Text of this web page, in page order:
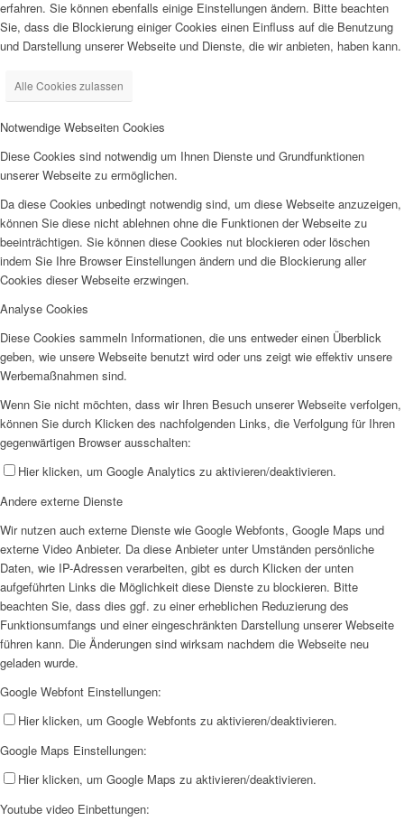
erfahren. Sie können ebenfalls einige Einstellungen ändern. Bitte beachten
Sie, dass die Blockierung einiger Cookies einen Einfluss auf die Benutzung
und Darstellung unserer Webseite und Dienste, die wir anbieten, haben kann.
Alle Cookies zulassen
Notwendige Webseiten Cookies
Diese Cookies sind notwendig um Ihnen Dienste und Grundfunktionen
unserer Webseite zu ermöglichen.
Da diese Cookies unbedingt notwendig sind, um diese Webseite anzuzeigen,
können Sie diese nicht ablehnen ohne die Funktionen der Webseite zu
beeinträchtigen. Sie können diese Cookies nut blockieren oder löschen
indem Sie Ihre Browser Einstellungen ändern und die Blockierung aller
Cookies dieser Webseite erzwingen.
Analyse Cookies
Diese Cookies sammeln Informationen, die uns entweder einen Überblick
geben, wie unsere Webseite benutzt wird oder uns zeigt wie effektiv unsere
Werbemaßnahmen sind.
Wenn Sie nicht möchten, dass wir Ihren Besuch unserer Webseite verfolgen,
können Sie durch Klicken des nachfolgenden Links, die Verfolgung für Ihren
gegenwärtigen Browser ausschalten:
Hier klicken, um Google Analytics zu aktivieren/deaktivieren.
Andere externe Dienste
Wir nutzen auch externe Dienste wie Google Webfonts, Google Maps und
externe Video Anbieter. Da diese Anbieter unter Umständen persönliche
Daten, wie IP-Adressen verarbeiten, gibt es durch Klicken der unten
aufgeführten Links die Möglichkeit diese Dienste zu blockieren. Bitte
beachten Sie, dass dies ggf. zu einer erheblichen Reduzierung des
Funktionsumfangs und einer eingeschränkten Darstellung unserer Webseite
führen kann. Die Änderungen sind wirksam nachdem die Webseite neu
geladen wurde.
Google Webfont Einstellungen:
Hier klicken, um Google Webfonts zu aktivieren/deaktivieren.
Google Maps Einstellungen:
Hier klicken, um Google Maps zu aktivieren/deaktivieren.
Youtube video Einbettungen: